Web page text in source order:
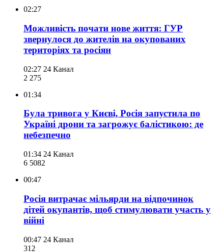
02:27
Можливість почати нове життя: ГУР
звернулося до жителів на окупованих
територіях та росіян
02:27 24 Канал
2 275
01:34
Була тривога у Києві, Росія запустила по
Україні дрони та загрожує балістикою: де
небезпечно
01:34 24 Канал
6 5082
00:47
Росія витрачає мільярди на відпочинок
дітей окупантів, щоб стимулювати участь у
війні
00:47 24 Канал
312